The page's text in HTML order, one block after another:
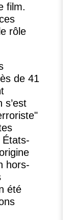
film.
rôle
de 41
s’est
États-
hors-
été